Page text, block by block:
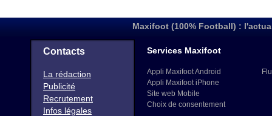
Maxifoot (100% Football) :
Contacts
La rédaction
Publicité
Recrutement
Infos légales
Services Maxifoot
Appli Maxifoot Android
Appli Maxifoot iPhone
Site web Mobile
Choix de consentement